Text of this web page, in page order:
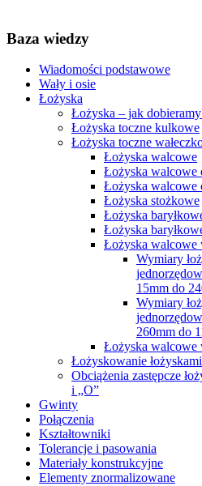
Baza wiedzy
Wiadomości podstawowe
Wały i osie
Łożyska
Łożyska – jak
Łożyska toczne kulkowe
Łożyska toczne
Łożyska walcowe
Łożyska walcowe
Łożyska walcowe
Łożyska stożkowe
Łożyska
Łożyska
Łożyska walcowe
Wymiary
15mm do
Wymiary
260mm do
Łożyska walcowe
Łożyskowanie
Obciążenia zastępcze
i „O”
Gwinty
Połączenia
Kształtowniki
Tolerancje i pasowania
Materiały konstrukcyjne
Elementy znormalizowane